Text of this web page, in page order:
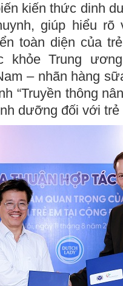
kiến thức dinh
giúp hiểu
toàn diện của
khỏe Trung
– nhãn hàng
“Truyền thông
dưỡng đối với trẻ